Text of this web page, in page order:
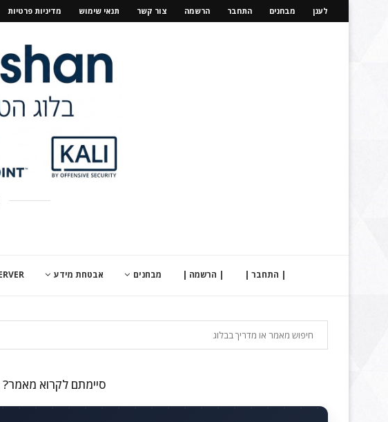
לענן מבחנים התחבר הרשמה צור קשר תנאי שימוש מדיניות פרטיות
| התחבר | | הרשמה | מבחנים אבטחת מידע
סיימתם לקרוא מאמר?